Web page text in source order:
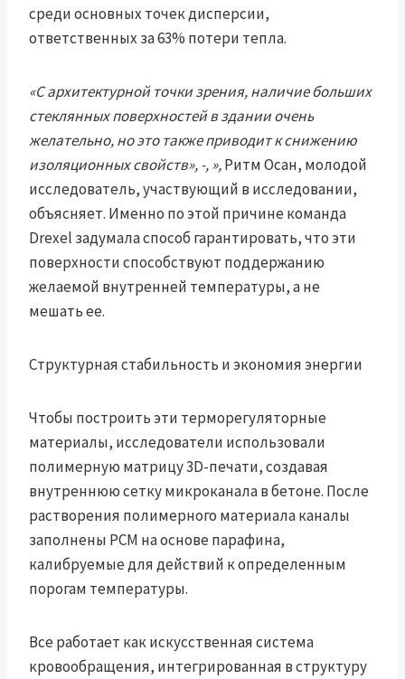
среди основных точек дисперсии,
ответственных за 63% потери тепла.
«С архитектурной точки зрения, наличие больших
стеклянных поверхностей в здании очень
желательно, но это также приводит к снижению
изоляционных свойств», -, »,Ритм Осан, молодой
исследователь, участвующий в исследовании,
объясняет. Именно по этой причине команда
Drexel задумала способ гарантировать, что эти
поверхности способствуют поддержанию
желаемой внутренней температуры, а не
мешать ее.
Структурная стабильность и экономия энергии
Чтобы построить эти терморегуляторные
материалы, исследователи использовали
полимерную матрицу 3D-печати, создавая
внутреннюю сетку микроканала в бетоне. После
растворения полимерного материала каналы
заполнены PCM на основе парафина,
калибруемые для действий к определенным
порогам температуры.
Все работает как искусственная система
кровообращения, интегрированная в структуру